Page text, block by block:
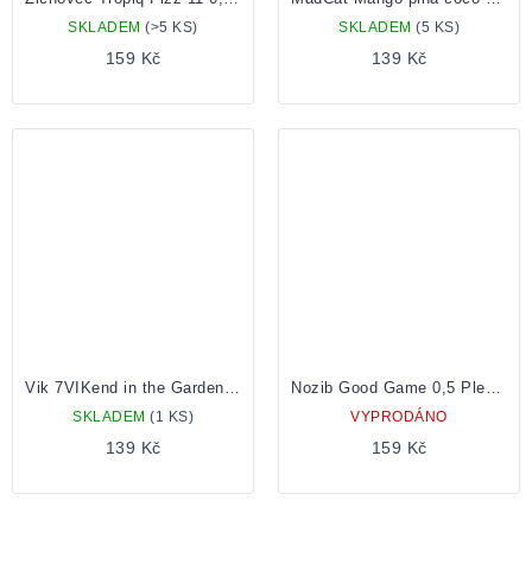
SKLADEM(>5 KS)
159 Kč
SKLADEM (5 KS)
139 Kč
SKLADEM (1 KS)
139 Kč
VYPRODÁNO
159 Kč